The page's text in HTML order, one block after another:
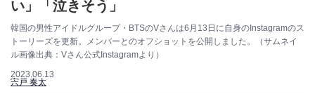
い」「泣きそう」
韓国の男性アイドルグループ・BTSのVさんは6月13日に自身のInstagramのス
トーリーズを更新。メンバーとのオフショットを公開しました。（サムネイ
ル画像出典：Vさん公式Instagramより）
2023.06.13
宍戸 奏太